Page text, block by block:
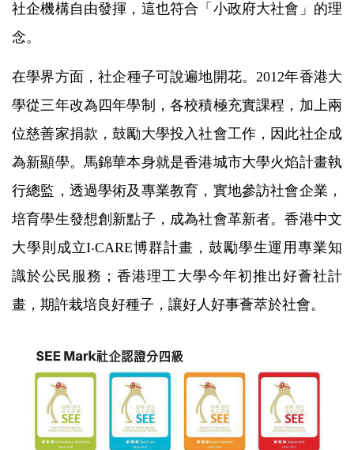
社企機構自由發揮，這也符合「小政府大社會」的理
念。
在學界方面，社企種子可說遍地開花。2012年香港大
學從三年改為四年學制，各校積極充實課程，加上兩
位慈善家捐款，鼓勵大學投入社會工作，因此社企成
為新顯學。馬錦華本身就是香港城市大學火焰計畫執
行總監，透過學術及專業教育，實地參訪社會企業，
培育學生發想創新點子，成為社會革新者。香港中文
大學則成立I‧CARE博群計畫，鼓勵學生運用專業知
識於公民服務；香港理工大學今年初推出好薈社計
畫，期許栽培良好種子，讓好人好事薈萃於社會。